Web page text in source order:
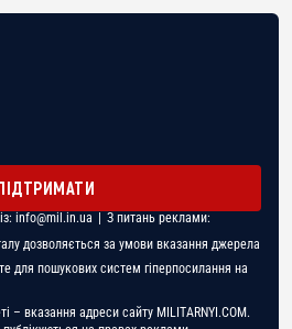
info@mil.in.ua | З питань реклами:
дозволяється за умови вказання джерела
для пошукових систем гіперпосилання на
– вказання адреси сайту MILITARNYI.COM.